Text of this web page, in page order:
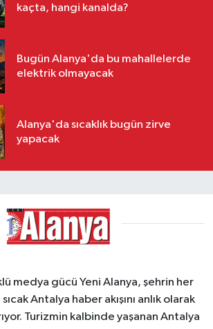
kaçta, hangi kanalda?
Bugün Alanya'da bu mahallelerde
elektrik olmayacak
Alanya'da sıcaklık bugün zirve
yapacak
medya gücü Yeni Alanya, şehrin her
Antalya haber akışını anlık olarak
Turizmin kalbinde yaşanan Antalya